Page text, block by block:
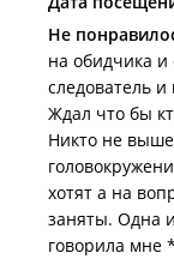
Не
на обидчика и
следователь
Ждал что бы
Никто не
хотят а на
заняты. Одна
говорила мне